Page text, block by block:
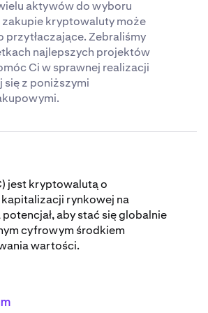
aktywów do wyboru
kryptowaluty może
przytłaczające. Zebraliśmy
najlepszych projektów
Ci w sprawnej realizacji
się z poniższymi
jest kryptowalutą o
rynkowej na
aby stać się globalnie
cyfrowym środkiem
wartości.